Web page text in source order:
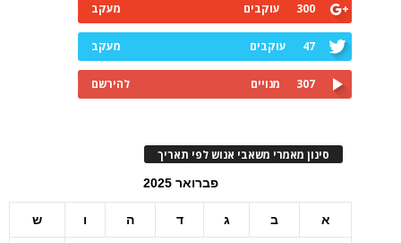
300 עוקבים מעקב
47 עוקבים מעקב
307 מנויים להירשם
סינון מאמרי משאבי אנוש לפי תאריך
פברואר 2025
א ב ג ד ה ו ש